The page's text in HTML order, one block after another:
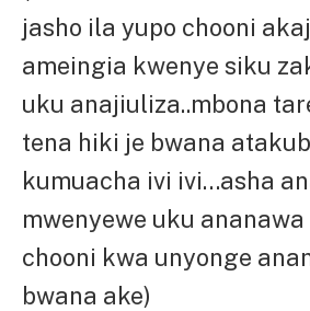
jasho ila yupo chooni
ameingia kwenye siku
uku anajiuliza..mbona
tena hiki je bwana
kumuacha ivi ivi…asha
mwenyewe uku
chooni kwa unyonge
bwana ake)